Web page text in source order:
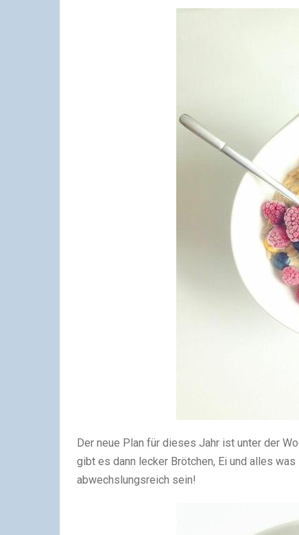
Der neue Plan für dieses Jahr ist unter der
gibt es dann lecker Brötchen, Ei und alles
abwechslungsreich sein!